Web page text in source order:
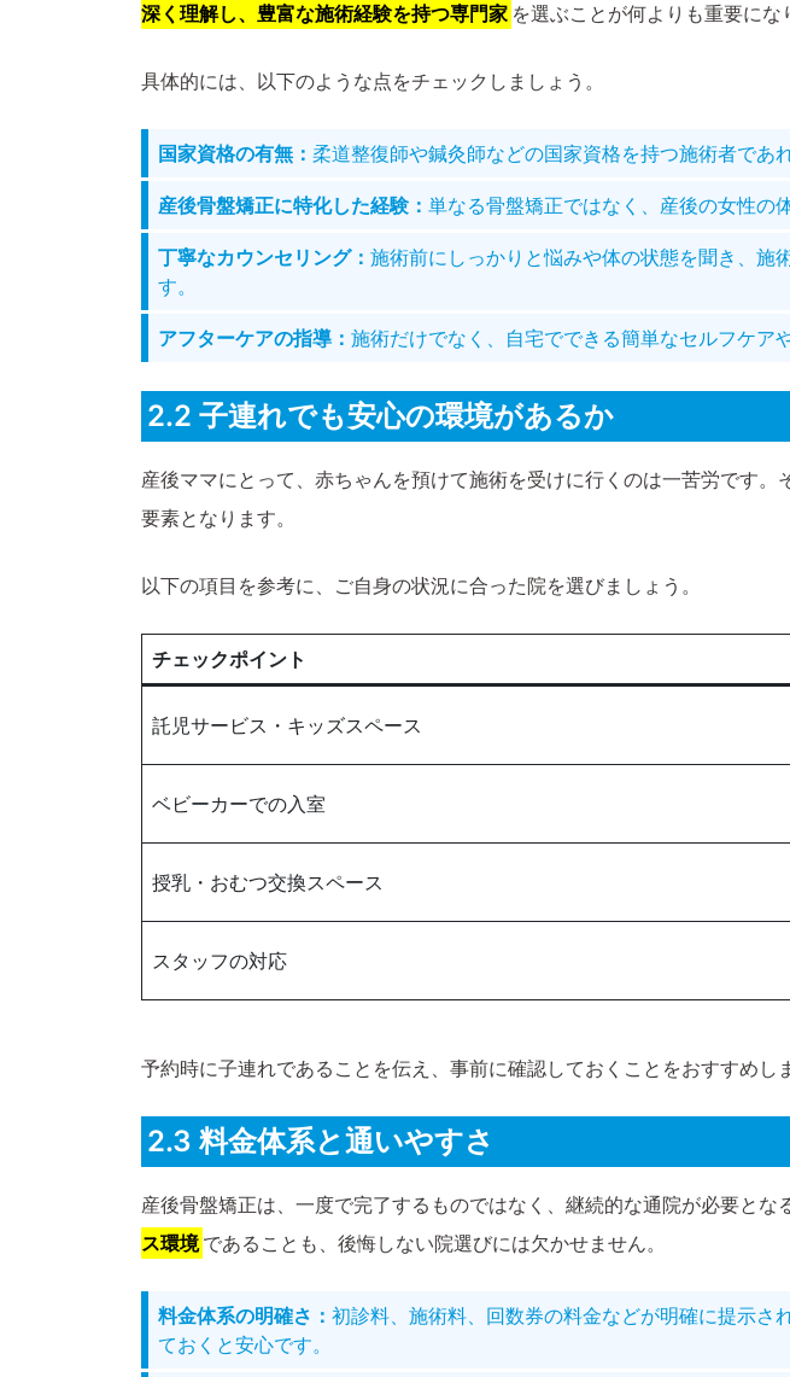
深く理解し、豊富な施術経験を持つ専門家 を選ぶことが何よりも重要にな
具体的には、以下のような点をチェックしましょう。
国家資格の有無： 柔道整復師や鍼灸師などの国家資格を持つ施術者であ
産後骨盤矯正に特化した経験： 単なる骨盤矯正ではなく、産後の女性の
丁寧なカウンセリング： 施術前にしっかりと悩みや体の状態を聞き、施
す。
アフターケアの指導： 施術だけでなく、自宅でできる簡単なセルフケア
2.2 子連れでも安心の環境があるか
産後ママにとって、赤ちゃんを預けて施術を受けに行くのは一苦労です。
要素となります。
以下の項目を参考に、ご自身の状況に合った院を選びましょう。
チェックポイント
託児サービス・キッズスペース
ベビーカーでの入室
授乳・おむつ交換スペース
スタッフの対応
予約時に子連れであることを伝え、事前に確認しておくことをおすすめし
2.3 料金体系と通いやすさ
産後骨盤矯正は、一度で完了するものではなく、継続的な通院が必要とな
ス環境 であることも、後悔しない院選びには欠かせません。
料金体系の明確さ： 初診料、施術料、回数券の料金などが明確に提示さ
ておくと安心です。